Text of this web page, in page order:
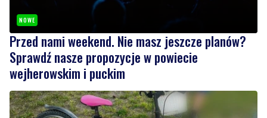
NOWE
Przed nami weekend. Nie masz jeszcze planów?
Sprawdź nasze propozycje w powiecie
wejherowskim i puckim